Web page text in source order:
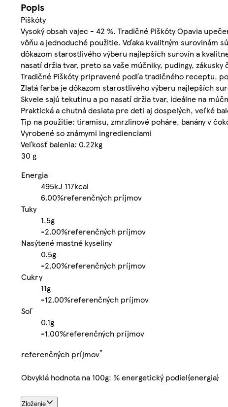
Popis
Piškóty
Vysoký obsah vajec - 42 %. Tradičné Piškóty Opavia
vôňu a jednoduché použitie. Vďaka kvalitným surovinám
dôkazom starostlivého výberu najlepších surovín a
nasatí držia tvar, preto sa vaše múčniky, pudingy,
Tradičné Piškóty pripravené podľa tradičného receptu,
Zlatá farba je dôkazom starostlivého výberu najlepších
Skvele sajú tekutinu a po nasatí držia tvar, ideálne na
Praktická a chutná desiata pre deti aj dospelých, veľké
Tip na použitie: tiramisu, zmrzlinové poháre, banány v
Vyrobené so známymi ingredienciami
Veľkosť balenia: 0.22kg
30 g
Energia
495kJ 117kcal
6.00%referenčných príjmov
Tuky
1.5g
-2.00%referenčných príjmov
Nasýtené mastné kyseliny
0.5g
-2.00%referenčných príjmov
Cukry
11g
-12.00%referenčných príjmov
Soľ
0.1g
-1.00%referenčných príjmov
referenčných príjmov*
Obvyklá hodnota na 100g: % energetický podiel{energia}
Zloženie